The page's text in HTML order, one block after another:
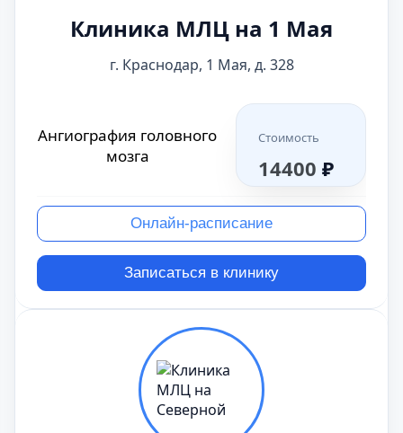
Клиника МЛЦ на 1 Мая
г. Краснодар, 1 Мая, д. 328
Ангиография головного
мозга
Стоимость
14400 ₽
Онлайн-расписание
Записаться в клинику